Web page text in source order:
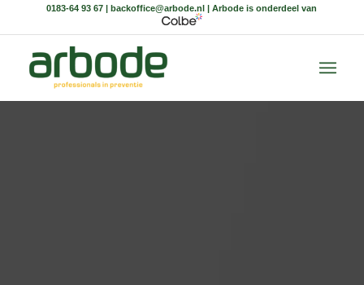
0183-64 93 67 | backoffice@arbode.nl | Arbode is onderdeel van